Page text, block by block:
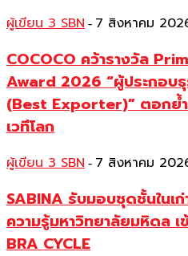
ผู้เขียน 3 SBN - 7 สิงหาคม
COCOCO คว้ารางวัล
Award 2026 “ผู้ประกอบ
(Best Exporter)” ตอกย้
เวทีโลก
ผู้เขียน 3 SBN - 7 สิงหาคม
SABINA รับมอบชุดชั้นในเ
ความรู้มหาวิทยาลัยมหิดล เ
BRA CYCLE